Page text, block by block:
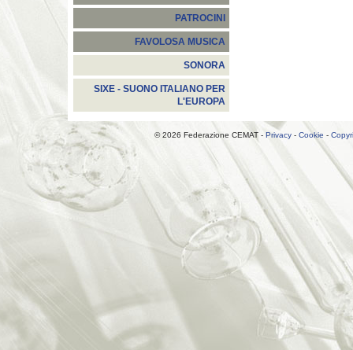
PATROCINI
FAVOLOSA MUSICA
SONORA
SIXE - SUONO ITALIANO PER
L'EUROPA
© 2026 Federazione CEMAT - Privacy - Cookie -